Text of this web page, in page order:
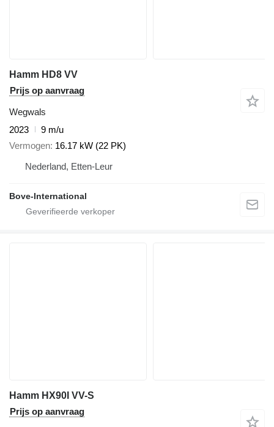
Hamm HD8 VV
Prijs op aanvraag
Wegwals
2023
9 m/u
Vermogen 16.17 kW (22 PK)
Nederland, Etten-Leur
Bove-International
Hamm HX90I VV-S
Prijs op aanvraag